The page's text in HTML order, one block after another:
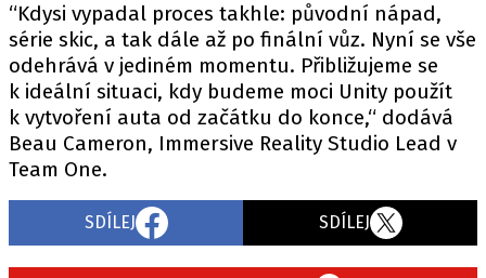
“Kdysi vypadal proces takhle: původní nápad,
série skic, a tak dále až po finální vůz. Nyní se vše
odehrává v jediném momentu. Přibližujeme se
k ideální situaci, kdy budeme moci Unity použít
k vytvoření auta od začátku do konce,“ dodává
Beau Cameron, Immersive Reality Studio Lead v
Team One.
SDÍLEJ SDÍLEJ